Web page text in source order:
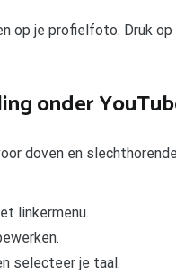
op je profielfoto. Druk op
onder
doven en
linkermenu.
selecteer je taal.